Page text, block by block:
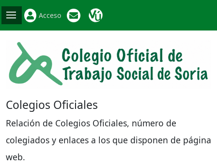
Acceso
Colegios Oficiales
Relación de Colegios Oficiales, número de
colegiados y enlaces a los que disponen de página
web.